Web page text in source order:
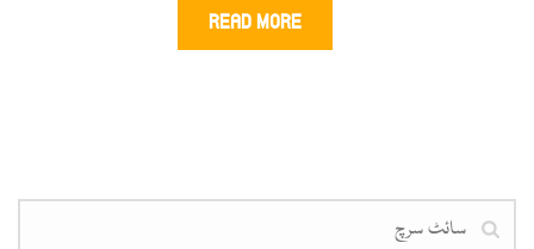
READ MORE